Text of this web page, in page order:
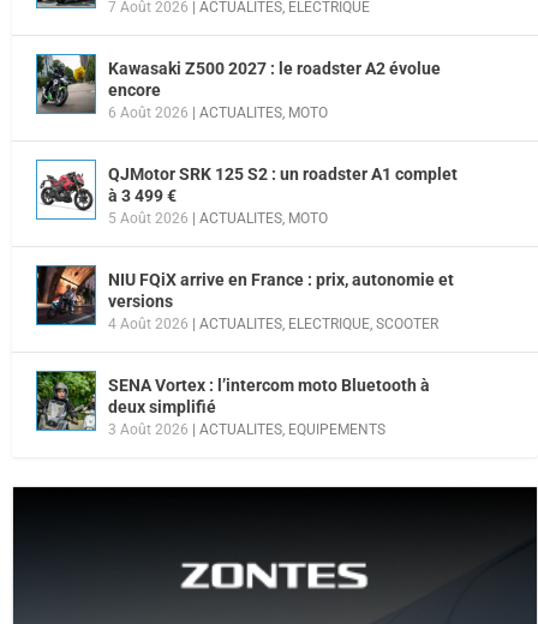
7 Août 2026 ACTUALITES, ELECTRIQUE
Kawasaki Z500 2027 : le roadster A2 évolue
encore
6 Août 2026 ACTUALITES, MOTO
QJMotor SRK 125 S2 : un roadster A1 complet
à 3 499 €
5 Août 2026 ACTUALITES, MOTO
NIU FQiX arrive en France : prix, autonomie et
versions
4 Août 2026 ACTUALITES, ELECTRIQUE, SCOOTER
SENA Vortex : l’intercom moto Bluetooth à
deux simplifié
3 Août 2026 ACTUALITES, EQUIPEMENTS